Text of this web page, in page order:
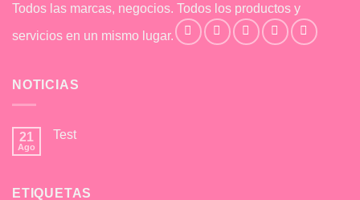
Todos las marcas, negocios. Todos los productos y
servicios en un mismo lugar.
NOTICIAS
21
Ago
Test
Test
ETIQUETAS